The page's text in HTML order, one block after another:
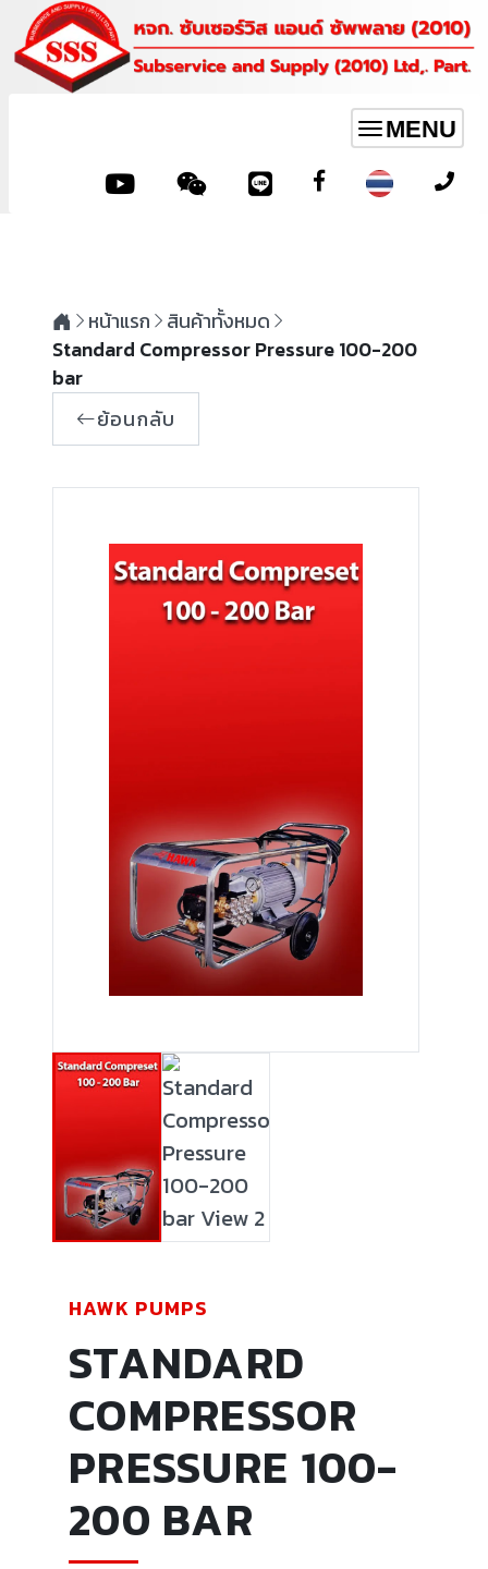
Toggle
navigation
MENU
หน้าแรก
สินค้าทั้งหมด
Standard Compressor Pressure 100-200
bar
ย้อนกลับ
HAWK PUMPS
STANDARD
COMPRESSOR
PRESSURE 100-
200 BAR